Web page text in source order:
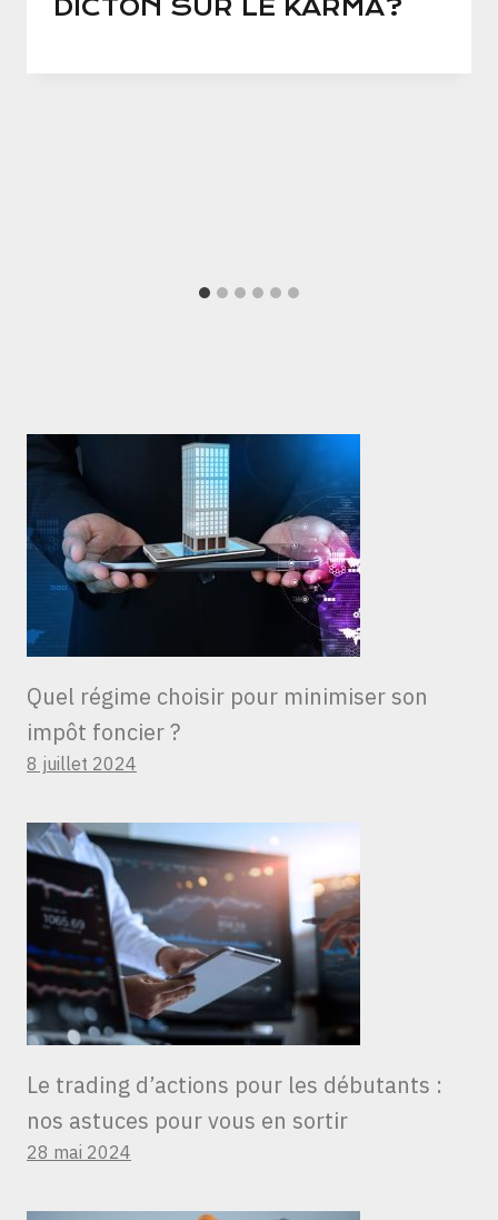
DICTON SUR LE KARMA?
Quel régime choisir pour minimiser son
impôt foncier ?
8 juillet 2024
Le trading d’actions pour les débutants :
nos astuces pour vous en sortir
28 mai 2024